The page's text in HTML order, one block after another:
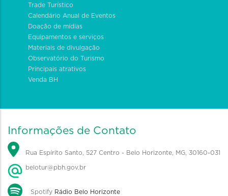
Trade Turístico
Calendário Anual de Eventos
Doação de mídias
Equipamentos e serviços
Materiais de divulgação
Observatório do Turismo
Principais atrativos
Venda BH
Informações de Contato
Rua Espírito Santo, 527 Centro - Belo Horizonte, MG, 30160-031
belotur@pbh.gov.br
Spotify Rádio Belo Horizonte